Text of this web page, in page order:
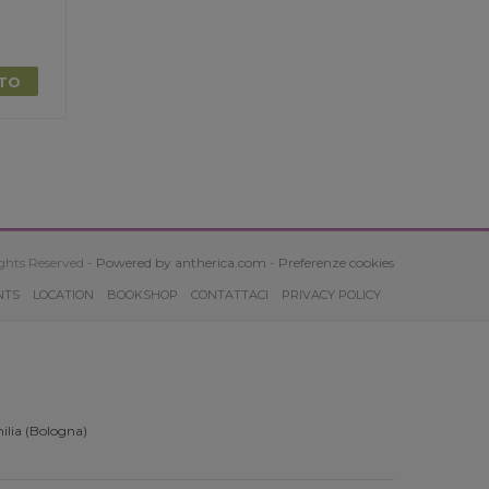
Reserved - Powered by antherica.com - Preferenze cookies
LOCATION BOOKSHOP CONTATTACI PRIVACY POLICY
(Bologna)